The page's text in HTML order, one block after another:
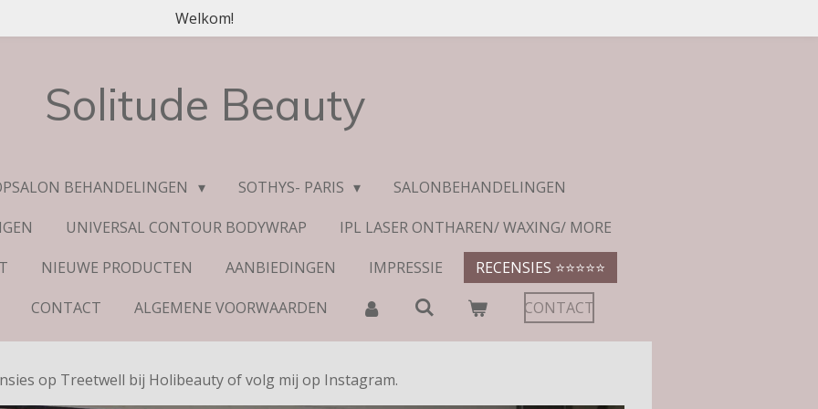
Welkom!
Solitude Beauty
BEHANDELINGEN SOTHYS- PARIS
SALONBEHANDELINGEN
UNIVERSAL CONTOUR BODYWRAP
IPL LASER ONTHAREN/ WAXING/ MORE
NIEUWE PRODUCTEN AANBIEDINGEN IMPRESSIE
RECENSIES ⭐️⭐️⭐️⭐️⭐️
CONTACT ALGEMENE VOORWAARDEN CONTACT
op Treetwell bij Holibeauty of volg mij op Instagram.